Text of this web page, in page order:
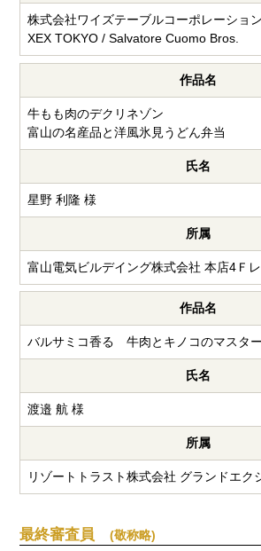
株式会社ワイズテーブルコーポレーション
XEX TOKYO / Salvatore Cuomo Bros.
作品名
牛もも肉のデクリネゾン
富山の名産品と洋風氷見うどん弁当
氏名
星野 利隆 様
所属
富山電気ビルデイング株式会社 本店4Ｆ
作品名
バルサミコ香る 牛肉とキノコのマスタ
氏名
渡邉 航 様
所属
リゾートトラスト株式会社 グランドエク
最終審査員(敬称略)